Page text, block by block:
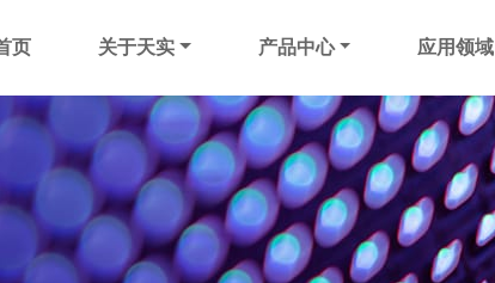
页 关于天实 产品中心 应用领域